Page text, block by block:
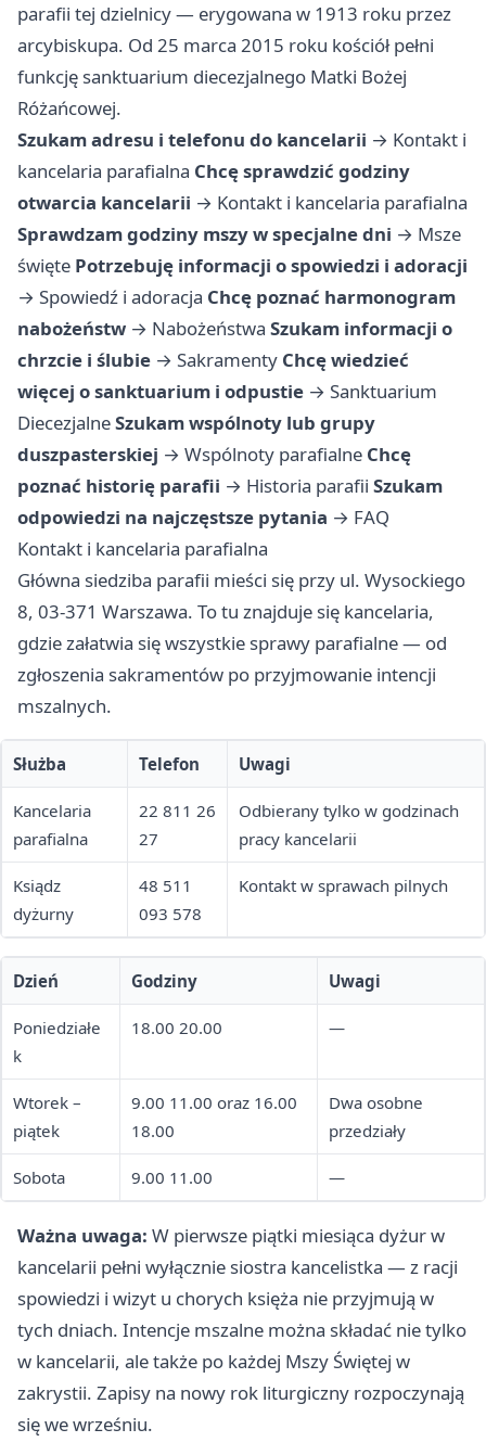
parafii tej dzielnicy — erygowana w 1913 roku przez
arcybiskupa. Od 25 marca 2015 roku kościół pełni
funkcję sanktuarium diecezjalnego Matki Bożej
Różańcowej.
Szukam adresu i telefonu do kancelarii → Kontakt i
kancelaria parafialna Chcę sprawdzić godziny
otwarcia kancelarii → Kontakt i kancelaria parafialna
Sprawdzam godziny mszy w specjalne dni → Msze
święte Potrzebuję informacji o spowiedzi i adoracji
→ Spowiedź i adoracja Chcę poznać harmonogram
nabożeństw → Nabożeństwa Szukam informacji o
chrzcie i ślubie → Sakramenty Chcę wiedzieć
więcej o sanktuarium i odpustie → Sanktuarium
DiecezjalneSzukam wspólnoty lub grupy
duszpasterskiej → Wspólnoty parafialne Chcę
poznać historię parafii → Historia parafii Szukam
odpowiedzi na najczęstsze pytania → FAQ
Kontakt i kancelaria parafialna
Główna siedziba parafii mieści się przy ul. Wysockiego
8, 03-371 Warszawa. To tu znajduje się kancelaria,
gdzie załatwia się wszystkie sprawy parafialne — od
zgłoszenia sakramentów po przyjmowanie intencji
mszalnych.
Służba Telefon Uwagi
Kancelaria
parafialna
22 811 26
27
Odbierany tylko w godzinach
pracy kancelarii
Ksiądz
dyżurny
48 511
093 578
Kontakt w sprawach pilnych
Dzień Godziny Uwagi
Poniedziałe
k
18.00 20.00 —
Wtorek –
piątek
9.00 11.00 oraz 16.00
18.00
Dwa osobne
przedziały
Sobota 9.00 11.00 —
Ważna uwaga: W pierwsze piątki miesiąca dyżur w
kancelarii pełni wyłącznie siostra kancelistka — z racji
spowiedzi i wizyt u chorych księża nie przyjmują w
tych dniach. Intencje mszalne można składać nie tylko
w kancelarii, ale także po każdej Mszy Świętej w
zakrystii. Zapisy na nowy rok liturgiczny rozpoczynają
się we wrześniu.